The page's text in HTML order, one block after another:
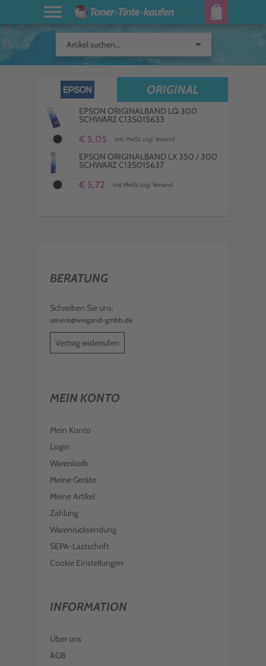
Artikel suchen... arrow_drop_down
ORIGINAL
EPSON ORIGINALBAND LQ 300
SCHWARZ C13S015633
€ 5,05 inkl. MwSt. zzgl. Versand
EPSON ORIGINALBAND LX 350 / 300
SCHWARZ C13S015637
€ 5,72 inkl. MwSt. zzgl. Versand
BERATUNG
Schreiben Sie uns:
service@wiegand-gmbh.de
Vertrag widerrufen
MEIN KONTO
Mein Konto
Login
Warenkorb
Meine Geräte
Meine Artikel
Zahlung
Warenrücksendung
SEPA-Lastschrift
Cookie Einstellungen
INFORMATION
Über uns
AGB